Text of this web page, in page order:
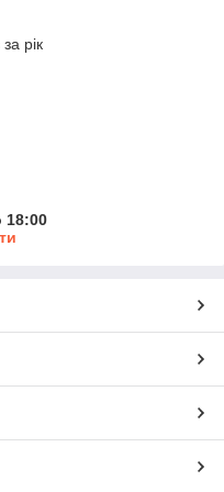
рік
18:00